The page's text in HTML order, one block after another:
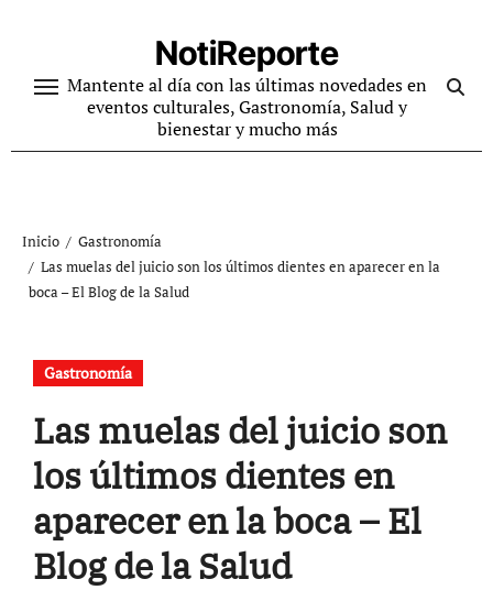
contenido
NotiReporte
Mantente al día con las últimas novedades en
eventos culturales, Gastronomía, Salud y
bienestar y mucho más
Inicio
Gastronomía
Las muelas del juicio son los últimos dientes en aparecer en la
boca – El Blog de la Salud
Gastronomía
Las muelas del juicio son
los últimos dientes en
aparecer en la boca – El
Blog de la Salud